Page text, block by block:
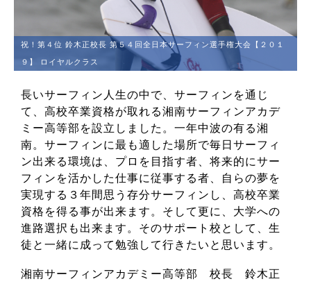
祝！第４位 鈴木正校長 第５４回全日本サーフィン選手権大会【２０１
９】 ロイヤルクラス
長いサーフィン人生の中で、サーフィンを通じ
て、高校卒業資格が取れる湘南サーフィンアカデ
ミー高等部を設立しました。一年中波の有る湘
南。サーフィンに最も適した場所で毎日サーフィ
ン出来る環境は、プロを目指す者、将来的にサー
フィンを活かした仕事に従事する者、自らの夢を
実現する３年間思う存分サーフィンし、高校卒業
資格を得る事が出来ます。そして更に、大学への
進路選択も出来ます。そのサポート校として、生
徒と一緒に成って勉強して行きたいと思います。
湘南サーフィンアカデミー高等部 校長 鈴木正